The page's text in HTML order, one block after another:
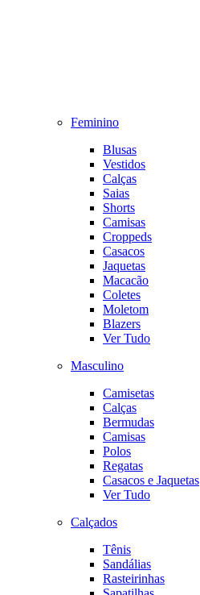
Feminino
Blusas
Vestidos
Calças
Saias
Shorts
Camisas
Croppeds
Casacos
Jaquetas
Macacão
Coletes
Moletom
Blazers
Ver Tudo
Masculino
Camisetas
Calças
Bermudas
Camisas
Polos
Regatas
Casacos e Jaquetas
Ver Tudo
Calçados
Tênis
Sandálias
Rasteirinhas